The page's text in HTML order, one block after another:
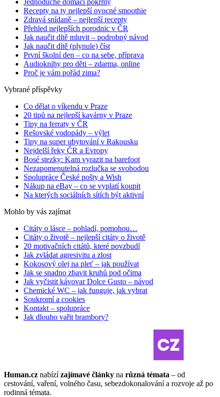
Jednoduché domácí pokrmy
Recepty na ty nejlepší ovocné smoothie
Zdravá snídaně – nejlepší recepty
Přehled nejlepších porodnic v ČR
Jak naučit dítě mluvit – podrobný návod
Jak naučit dítě (plynule) číst
První školní den – co na sebe, příprava
Audioknihy pro děti – zdarma, online
Proč je vám pořád zima?
Vybrané příspěvky
Co dělat o víkendu v Praze
20 tipů na nejlepší kavárny v Praze
Tipy na ferraty v ČR
Rešovské vodopády – výlet
Tipy na super ubytování v Rakousku
Nejdelší řeky ČR a Evropy
Bosé stezky: Kam vyrazit na barefoot
Nezapomenutelná rozlučka se svobodou
Spolupráce České pošty a Wish
Nákup na eBay – co se vyplatí koupit
Na kterých sociálních sítích být aktivní
Mohlo by vás zajímat
Citáty o lásce – pohladí, pomohou…
Citáty o životě – nejlepší citáty o životě
20 motivačních citátů, které povzbudí
Jak zvládat agresivitu a zlost
Kokosový olej na pleť – jak používat
Jak se snadno zbavit kruhů pod očima
Jak vyčistit kávovar Dolce Gusto – návod
Chemické WC – jak funguje, jak vybrat
Soukromí a cookies
Kontakt – spolupráce
Jak dlouho vařit brambory?
Human.cz nabízízajímavé články na různá témata – od
cestování, vaření, volného času, sebezdokonalování a rozvoje až po
rodinná témata.